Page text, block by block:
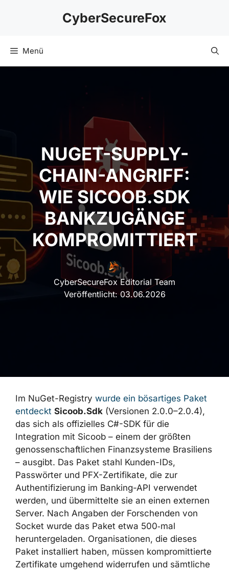
CyberSecureFox
Menü
NUGET-SUPPLY-
CHAIN-ANGRIFF: WIE
SICOOB.SDK
BANKZUGÄNGE
KOMPROMITTIERT
CyberSecureFox Editorial Team
Veröffentlicht:03.06.2026
Im NuGet-Registry wurde ein bösartiges
Paket entdeckt Sicoob.Sdk(Versionen 2.0.0–
2.0.4), das sich als offizielles C#-SDK für die
Integration mit Sicoob – einem der größten
genossenschaftlichen Finanzsysteme
Brasiliens – ausgibt. Das Paket stahl Kunden-
IDs, Passwörter und PFX-Zertifikate, die zur
Authentifizierung im Banking-API verwendet
werden, und übermittelte sie an einen
externen Server. Nach Angaben der
Forschenden von Socket wurde das Paket
etwa 500‑mal heruntergeladen.
Organisationen, die dieses Paket installiert
haben, müssen kompromittierte Zertifikate